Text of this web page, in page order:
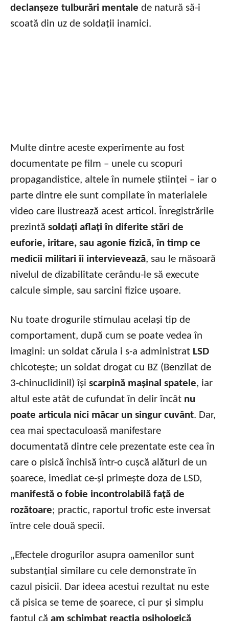
declanșeze tulburări mentale de natură să-i
scoată din uz de soldații inamici.
Multe dintre aceste experimente au fost
documentate pe film – unele cu scopuri
propagandistice, altele în numele științei – iar o
parte dintre ele sunt compilate în materialele
video care ilustrează acest articol. Înregistrările
prezintă soldați aflați în diferite stări de
euforie, iritare, sau agonie fizică, în timp ce
medicii militari îi intervievează, sau le măsoară
nivelul de dizabilitate cerându-le să execute
calcule simple, sau sarcini fizice ușoare.
Nu toate drogurile stimulau același tip de
comportament, după cum se poate vedea în
imagini: un soldat căruia i s-a administrat LSD
chicotește; un soldat drogat cu BZ (Benzilat de
3-chinuclidinil) își scarpină mașinal spatele, iar
altul este atât de cufundat în delir încât nu
poate articula nici măcar un singur cuvânt. Dar,
cea mai spectaculoasă manifestare
documentată dintre cele prezentate este cea în
care o pisică închisă într-o cușcă alături de un
șoarece, imediat ce-și primește doza de LSD,
manifestă o fobie incontrolabilă față de
rozătoare; practic, raportul trofic este inversat
între cele două specii.
„Efectele drogurilor asupra oamenilor sunt
substanțial similare cu cele demonstrate în
cazul pisicii. Dar ideea acestui rezultat nu este
că pisica se teme de șoarece, ci pur și simplu
faptul că am schimbat reacția psihologică